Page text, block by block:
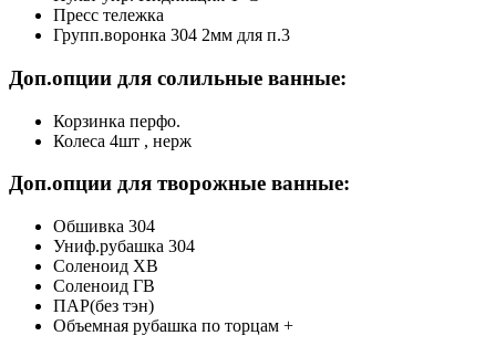
Пресс тележка
Групп.воронка 304 2мм для п.3
Доп.опции для солильные ванные:
Корзинка перфо.
Колеса 4шт , нерж
Доп.опции для творожные ванные:
Обшивка 304
Униф.рубашка 304
Соленоид ХВ
Соленоид ГВ
ПАР(без тэн)
Объемная рубашка по торцам +